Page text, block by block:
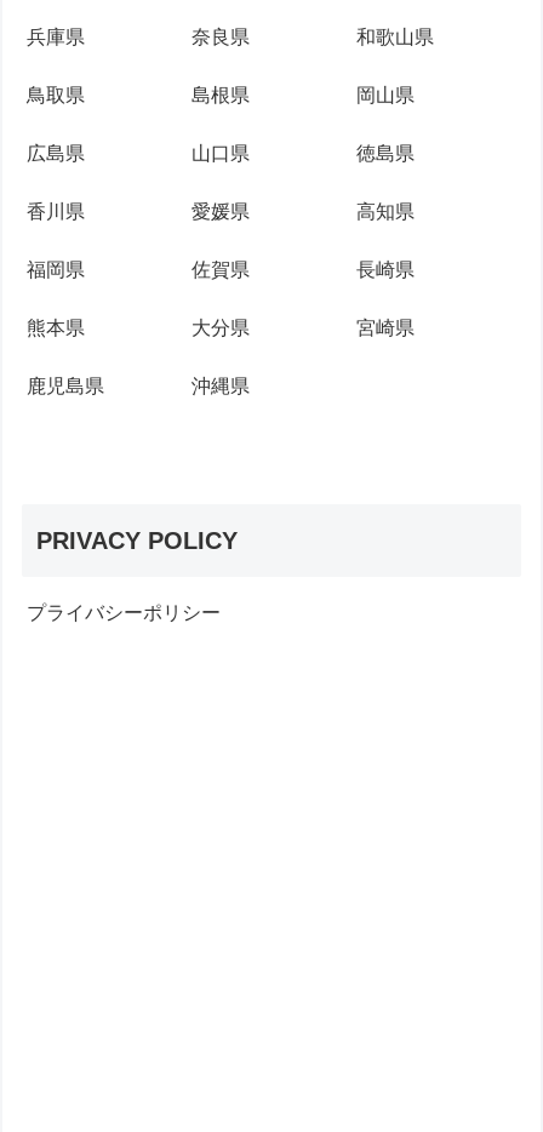
兵庫県 奈良県 和歌山県
鳥取県 島根県 岡山県
広島県 山口県 徳島県
香川県 愛媛県 高知県
福岡県 佐賀県 長崎県
熊本県 大分県 宮崎県
鹿児島県 沖縄県
PRIVACY POLICY
プライバシーポリシー